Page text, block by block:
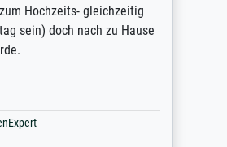
Hochzeits- gleichzeitig
sein) doch nach zu Hause